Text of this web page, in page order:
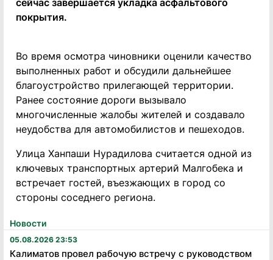
Новости
05.08.2026 23:53
Калиматов провел рабочую встречу с руководством
покрытия.
Во время осмотра чиновники оценили качество
выполненных работ и обсудили дальнейшее
благоустройство прилегающей территории.
Ранее состояние дороги вызывало
многочисленные жалобы жителей и создавало
неудобства для автомобилистов и пешеходов.
Улица Ханпаши Нурадилова считается одной из
ключевых транспортных артерий Малгобека и
встречает гостей, въезжающих в город со
стороны соседнего региона.